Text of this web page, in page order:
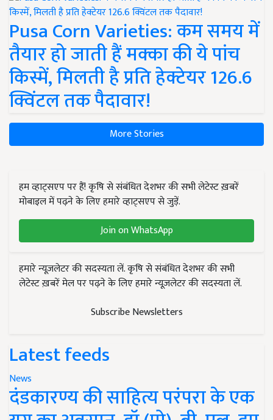
Pusa Corn Varieties: कम समय में
तैयार हो जाती हैं मक्का की ये पांच
किस्में, मिलती है प्रति हेक्टेयर 126.6
क्विंटल तक पैदावार!
More Stories
हम व्हाट्सएप पर हैं! कृषि से संबंधित देशभर की सभी लेटेस्ट ख़बरें
मोबाइल में पढ़ने के लिए हमारे व्हाट्सएप से जुड़ें.
Join on WhatsApp
हमारे न्यूज़लेटर की सदस्यता लें. कृषि से संबंधित देशभर की सभी
लेटेस्ट ख़बरें मेल पर पढ़ने के लिए हमारे न्यूज़लेटर की सदस्यता लें.
Subscribe Newsletters
Latest feeds
News
दंडकारण्य की साहित्य परंपरा के एक